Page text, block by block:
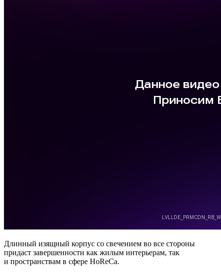
Длинный изящный корпус со свечением во все стороны
придаст завершенности как жилым интерьерам, так
и пространствам в сфере HoReCa.